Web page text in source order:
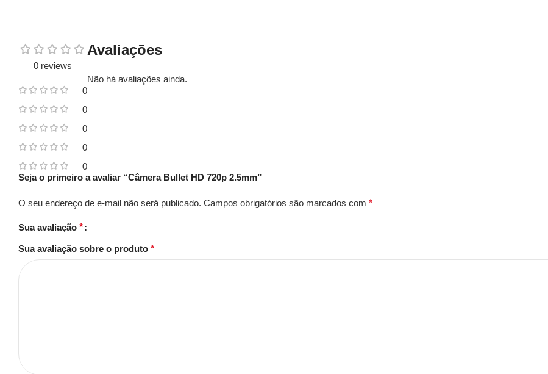
0 reviews
0
0
0
0
0
Avaliações
Não há avaliações ainda.
Seja o primeiro a avaliar “Câmera Bullet HD 720p 2.5mm”
O seu endereço de e-mail não será publicado. Campos obrigatórios são marcados com *
Sua avaliação *
Sua avaliação sobre o produto *